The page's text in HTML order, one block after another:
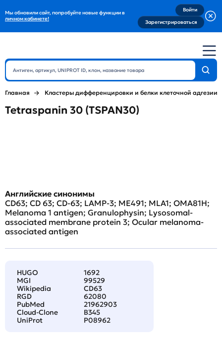
Мы обновили сайт, попробуйте новые функции в
личном кабинете!
Войти
Зарегистрироваться
Главная Кластеры дифференцировки и белки клеточной адгезии
Tetraspanin 30 (TSPAN30)
Английские синонимы
CD63; CD 63; CD-63; LAMP-3; ME491; MLA1; OMA81H;
Melanoma 1 antigen; Granulophysin; Lysosomal-
associated membrane protein 3; Ocular melanoma-
associated antigen
HUGO
1692
MGI
99529
Wikipedia
CD63
RGD
62080
PubMed
21962903
Cloud-Clone
B345
UniProt
P08962